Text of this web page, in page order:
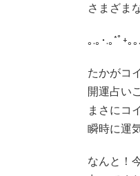
さまざま
｡.｡･.｡*ﾟ+｡
たかがコ
開運占い
まさにコ
瞬時に運
なんと！